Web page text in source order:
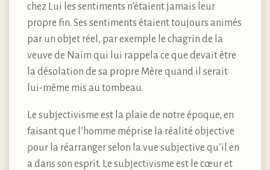
chez Lui les sentiments n’étaient jamais leur
propre fin. Ses sentiments étaient toujours animés
par un objet réel, par exemple le chagrin de la
veuve de Naïm qui lui rappela ce que devait être
la désolation de sa propre Mère quand il serait
lui-même mis au tombeau.
Le subjectivisme est la plaie de notre époque, en
faisant que l’homme méprise la réalité objective
pour la réarranger selon la vue subjective qu’il en
a dans son esprit. Le subjectivisme est le cœur et